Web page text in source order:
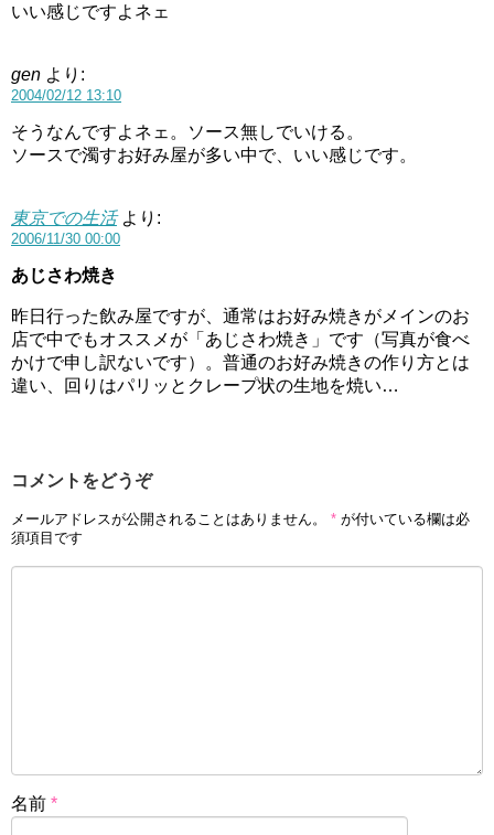
いい感じですよネェ
gen より:
2004/02/12 13:10
そうなんですよネェ。ソース無しでいける。
ソースで濁すお好み屋が多い中で、いい感じです。
東京での生活 より:
2006/11/30 00:00
あじさわ焼き
昨日行った飲み屋ですが、通常はお好み焼きがメインのお
店で中でもオススメが「あじさわ焼き」です（写真が食べ
かけで申し訳ないです）。普通のお好み焼きの作り方とは
違い、回りはパリッとクレープ状の生地を焼い…
コメントをどうぞ
メールアドレスが公開されることはありません。 * が付いている欄は必
須項目です
名前 *